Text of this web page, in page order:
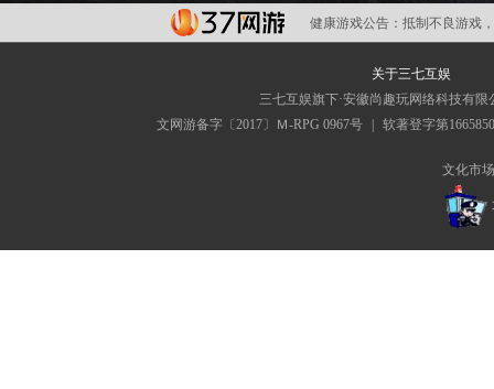
健康游戏公告： 抵制不良游戏
关于三七互娱
三七互娱旗下·安徽尚趣玩网络科技有限
文网游备字〔2017〕Ｍ-RPG 0967号
软著登字第
文化市